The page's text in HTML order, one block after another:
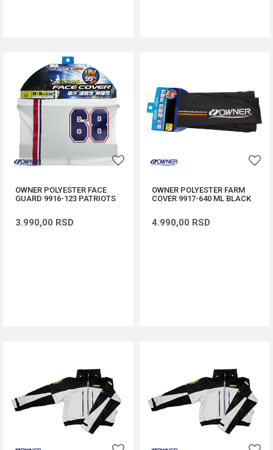
OWNER POLYESTER FACE
GUARD 9916-123 PATRIOTS
3.990,00 RSD
OWNER POLYESTER FARM
COVER 9917-640 ML BLACK
4.990,00 RSD